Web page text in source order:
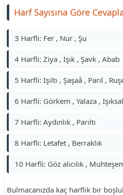
Harf Sayısına Göre
3 Harfli: Fer , Nur , Şu
4 Harfli: Ziya , Işık , Şavk , Abab
5 Harfli: Işıltı , Şaşaâ , Parıl ,
6 Harfli: Görkem , Yalaza , Işıksal
7 Harfli: Aydınlık , Parıltı
8 Harfli: Letafet , Berraklık
10 Harfli: Göz alıcılık ,
Bulmacanızda kaç harflik bir